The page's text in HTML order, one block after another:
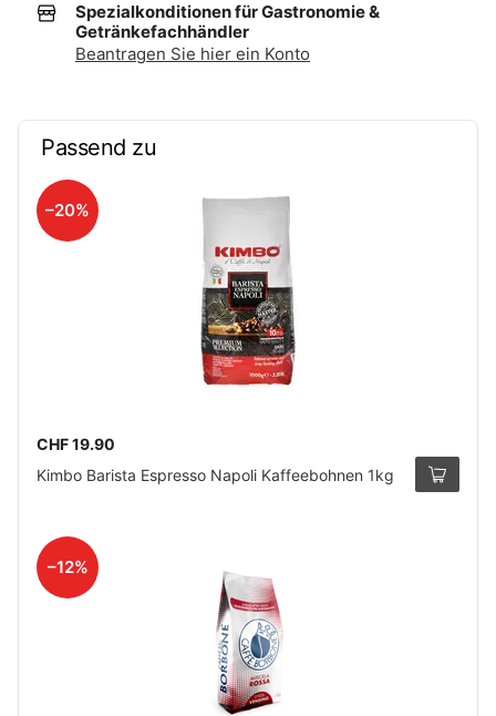
Spezialkonditionen für Gastronomie &
Getränkefachhändler
Beantragen Sie hier ein Konto
Passend zu
–20%
CHF 19.90
Kimbo Barista Espresso Napoli Kaffeebohnen 1kg
–12%